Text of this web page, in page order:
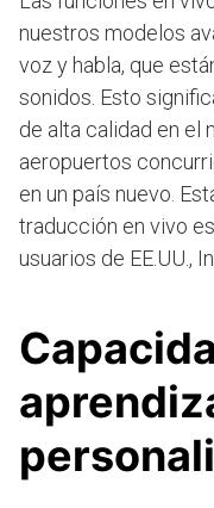
nuestros modelos
voz y habla, que
sonidos. Esto
de alta calidad en el
aeropuertos
en un país nuevo.
traducción en vivo
usuarios de EE.UU.,